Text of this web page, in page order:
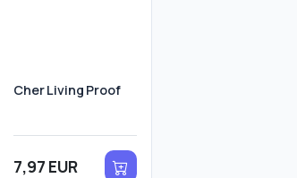
Cher Living Proof
7,97 EUR